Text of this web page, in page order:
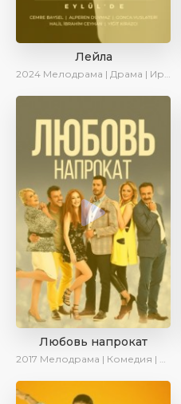
Лейла
2024 Мелодрама | Драма | Ирина Котова | AveTurk | AlisaDirilis | Сериалы 2024
Любовь напрокат
2017 Мелодрама | Комедия | Ирина Котова